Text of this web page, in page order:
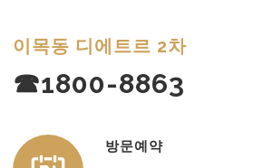
이목동 디에트르 2차
☎1800-8863
방문예약